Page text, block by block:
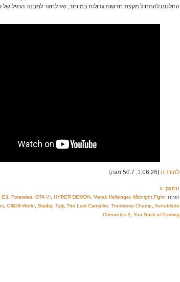
החלטנו להתחיל מקצת חדשות גדולות במיוחד, ואז לחזור למבנה הרגיל של
להורדה (1:06:26, 50.7 מגה)
המשך »
תגיות: E3 Foretales GTA VI HYPER DEMON Metal: Hellsinger, Midnight Fight
OlliOlli World Stadia Taiji The Last Campfire Trombone Champ Xenoblade
Chronicles 3
You Suck at Parking